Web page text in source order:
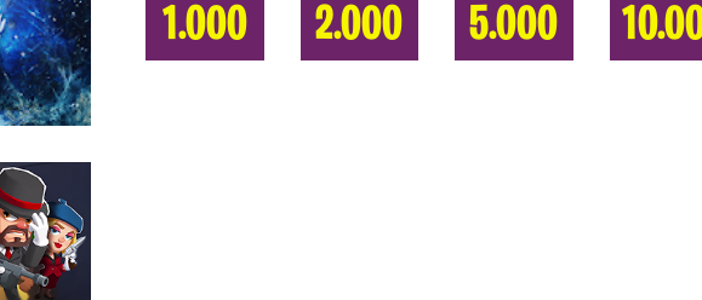
1.000 2.000 5.000